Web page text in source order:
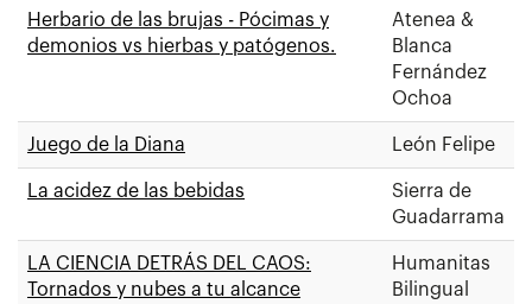
Herbario de las brujas - Pócimas y
demonios vs hierbas y patógenos.
Atenea &
Blanca
Fernández
Ochoa
Juego de la Diana León Felipe
La acidez de las bebidas
Sierra de
Guadarrama
LA CIENCIA DETRÁS DEL CAOS:
Tornados y nubes a tu alcance
Humanitas
Bilingual